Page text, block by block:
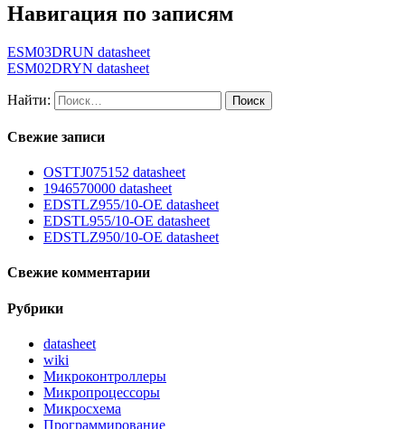
Навигация по записям
ESM03DRUN datasheet
ESM02DRYN datasheet
Найти:
Свежие записи
OSTTJ075152 datasheet
1946570000 datasheet
EDSTLZ955/10-OE datasheet
EDSTL955/10-OE datasheet
EDSTLZ950/10-OE datasheet
Свежие комментарии
Рубрики
datasheet
wiki
Микроконтроллеры
Микропроцессоры
Микросхема
Программирование